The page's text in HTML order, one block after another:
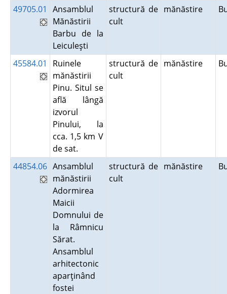
49705.01
Ansamblul
Mănăstirii
Barbu de la
Leiculeşti
structură de
cult
mănăstire
45584.01
Ruinele
mănăstirii
Pinu. Situl se
află lângă
izvorul
Pinului, la
cca. 1,5 km V
de sat.
structură de
cult
mănăstire
44854.06 Ansamblul
mănăstirii
Adormirea
Maicii
Domnului de
la Râmnicu
Sărat.
Ansamblul
arhitectonic
aparţinând
fostei
structură de
cult
mănăstire